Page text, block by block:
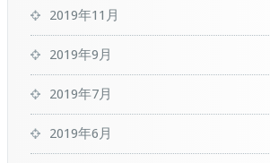
2019年11月
2019年9月
2019年7月
2019年6月